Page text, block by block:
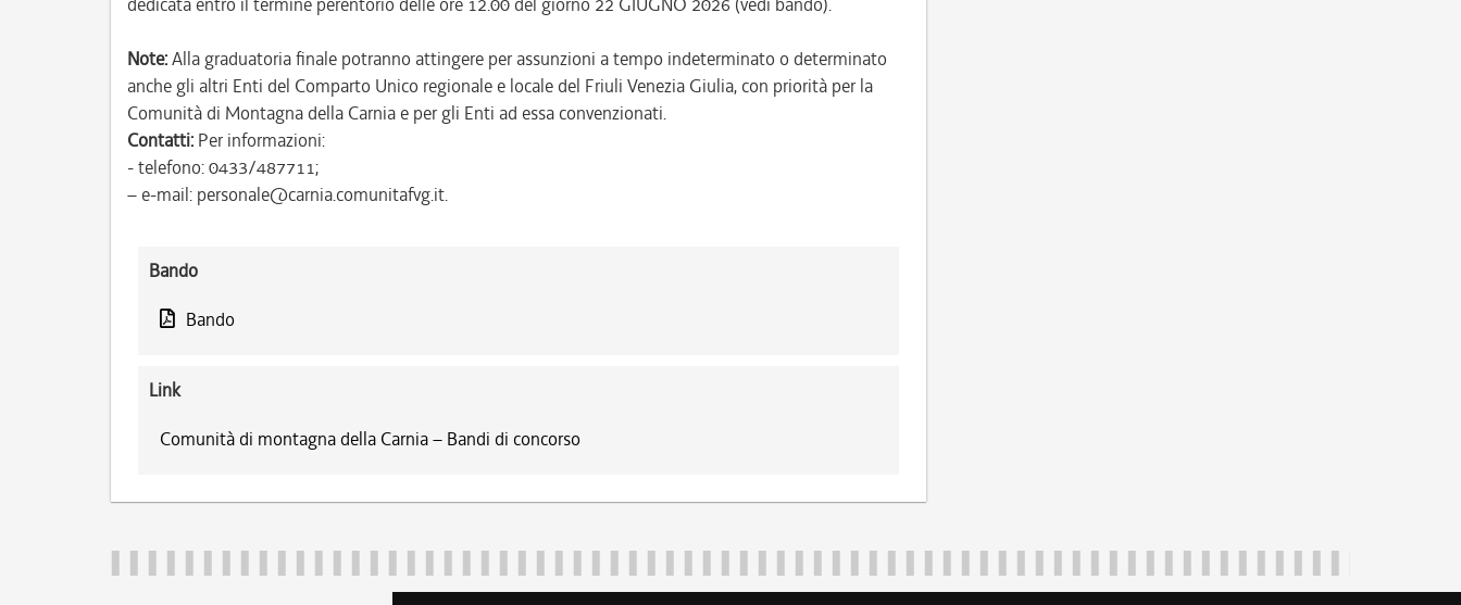
Note:Alla graduatoria finale potranno attingere per assunzioni a tempo indeterminato o determinato
anche gli altri Enti del Comparto Unico regionale e locale del Friuli Venezia Giulia, con priorità per la
Comunità di Montagna della Carnia e per gli Enti ad essa convenzionati.
Contatti: Per informazioni:
- telefono: 0433/487711;
– e-mail: personale@carnia.comunitafvg.it.
Bando
Bando
Link
Comunità di montagna della Carnia – Bandi di concorso